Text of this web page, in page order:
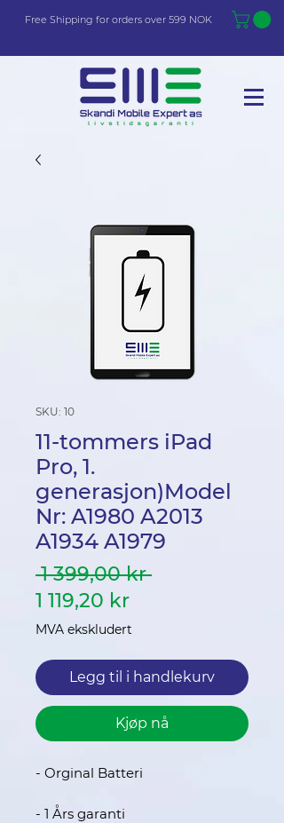
Free Shipping for orders over 599 NOK
SKU: 10
11-tommers iPad
Pro, 1.
generasjon)Model
Nr: A1980 A2013
A1934 A1979
1 399,00 kr Vanlig
1 119,20 krSalgspris
MVA ekskludert
Legg til i handlekurv
Kjøp nå
- Orginal Batteri
- 1 Års garanti